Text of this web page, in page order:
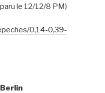
le 12/12/8 PM)
0,14-0,39-